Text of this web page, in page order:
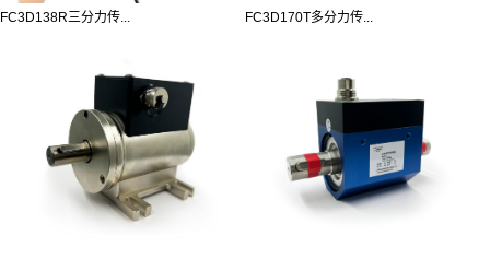
FC3D138R三分力传... FC3D170T多分力传...